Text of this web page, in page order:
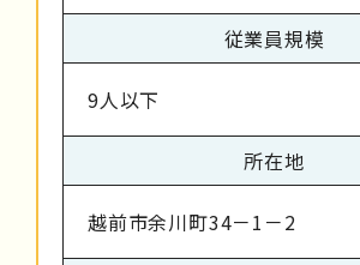
従業員規模
9人以下
所在地
越前市余川町34－1－2